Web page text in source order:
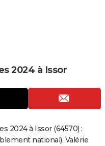
2024 à Issor
2024 à Issor (64570) :
national), Valérie